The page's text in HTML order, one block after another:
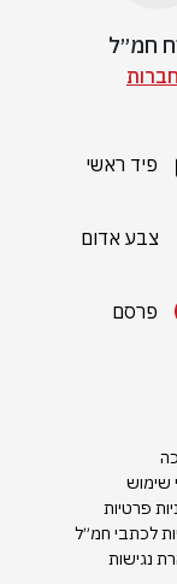
חמ״ל
פיד ראשי
צבע אדום
פרסם
שימוש
פרטיות
לכתבי חמ״ל
נגישות